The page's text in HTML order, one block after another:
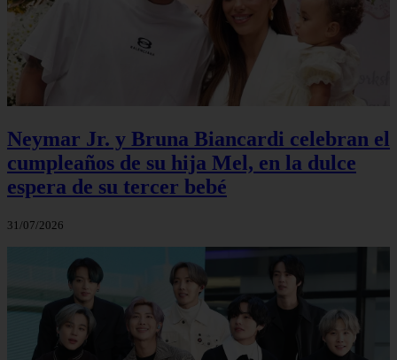
Neymar Jr. y Bruna Biancardi celebran el
cumpleaños de su hija Mel, en la dulce
espera de su tercer bebé
31/07/2026